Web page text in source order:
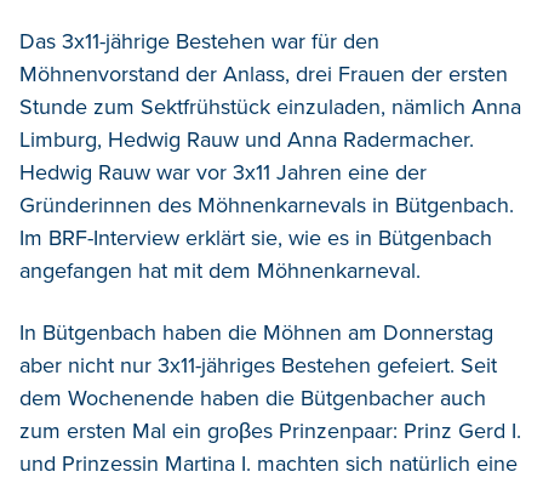
Das 3x11-jährige Bestehen war für den
Möhnenvorstand der Anlass, drei Frauen der ersten
Stunde zum Sektfrühstück einzuladen, nämlich Anna
Limburg, Hedwig Rauw und Anna Radermacher.
Hedwig Rauw war vor 3x11 Jahren eine der
Gründerinnen des Möhnenkarnevals in Bütgenbach.
Im BRF-Interview erklärt sie, wie es in Bütgenbach
angefangen hat mit dem Möhnenkarneval.
In Bütgenbach haben die Möhnen am Donnerstag
aber nicht nur 3x11-jähriges Bestehen gefeiert. Seit
dem Wochenende haben die Bütgenbacher auch
zum ersten Mal ein groβes Prinzenpaar: Prinz Gerd I.
und Prinzessin Martina I. machten sich natürlich eine